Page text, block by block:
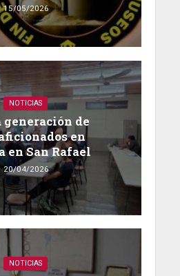
15/05/2026
NOTICIAS
generación de
en
en San Rafael
20/04/2026
NOTICIAS